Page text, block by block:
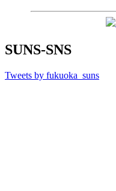
SUNS-SNS
Tweets by fukuoka_suns